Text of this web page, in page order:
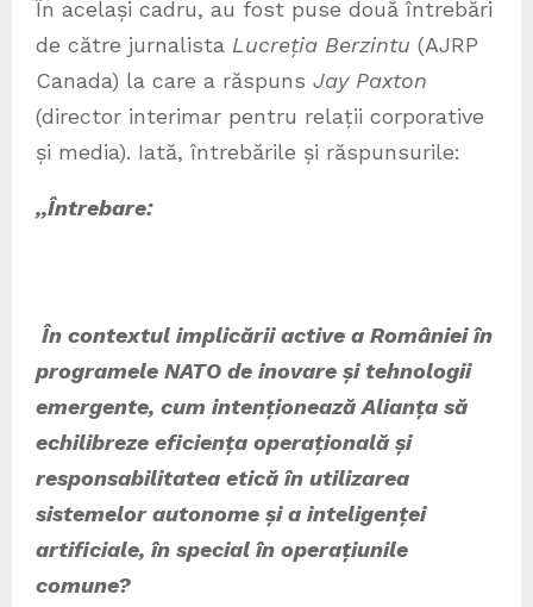
În același cadru, au fost puse două întrebări
de către jurnalista Lucreția Berzintu (AJRP
Canada) la care a răspuns Jay Paxton
(director interimar pentru relații corporative
și media). Iată, întrebările și răspunsurile:
,,Întrebare:
În contextul implicării active a României în
programele NATO de inovare și tehnologii
emergente, cum intenționează Alianța să
echilibreze eficiența operațională și
responsabilitatea etică în utilizarea
sistemelor autonome și a inteligenței
artificiale, în special în operațiunile
comune?